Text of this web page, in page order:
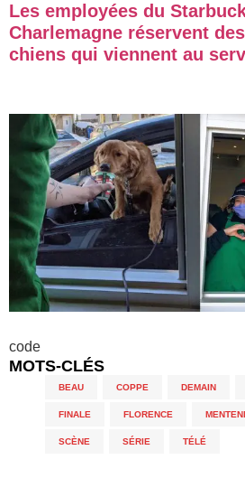
Les employées du
Charlemagne réservent
chiens qui viennent au
code
MOTS-CLÉS
BEAU COPPE DEMAIN
FINALE FLORENCE
SCÈNE SÉRIE TÉLÉ